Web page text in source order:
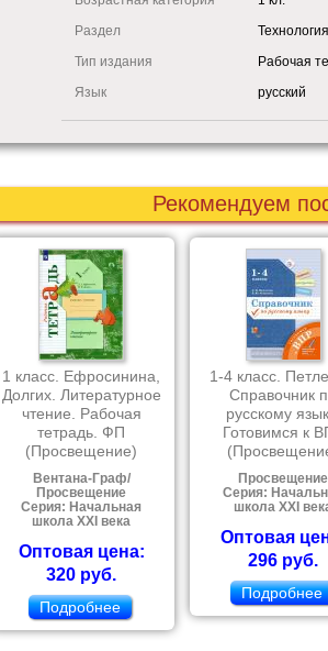
Раздел
Технология
Тип издания
Рабочая
Язык
русский
Рекомендуем
1 класс. Ефросинина,
Долгих. Литературное
чтение. Рабочая
тетрадь. ФП
(Просвещение)
Вентана-Граф/
Просвещение
Серия: Начальная
школа XXI века
Оптовая цена:
320 руб.
Подробнее
1-4 класс.
Справочник
русскому
Готовимся к
Просвещение
Серия:
школа XXI
Оптовая
296 руб.
Подробнее